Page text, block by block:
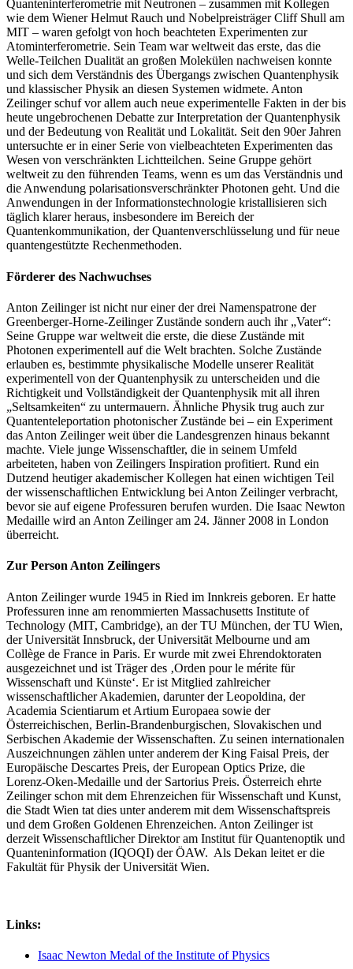
Quanteninterferometrie mit Neutronen – zusammen mit Kollegen
wie dem Wiener Helmut Rauch und Nobelpreisträger Cliff Shull am
MIT – waren gefolgt von hoch beachteten Experimenten zur
Atominterferometrie. Sein Team war weltweit das erste, das die
Welle-Teilchen Dualität an großen Molekülen nachweisen konnte
und sich dem Verständnis des Übergangs zwischen Quantenphysik
und klassischer Physik an diesen Systemen widmete. Anton
Zeilinger schuf vor allem auch neue experimentelle Fakten in der bis
heute ungebrochenen Debatte zur Interpretation der Quantenphysik
und der Bedeutung von Realität und Lokalität. Seit den 90er Jahren
untersuchte er in einer Serie von vielbeachteten Experimenten das
Wesen von verschränkten Lichtteilchen. Seine Gruppe gehört
weltweit zu den führenden Teams, wenn es um das Verständnis und
die Anwendung polarisationsverschränkter Photonen geht. Und die
Anwendungen in der Informationstechnologie kristallisieren sich
täglich klarer heraus, insbesondere im Bereich der
Quantenkommunikation, der Quantenverschlüsselung und für neue
quantengestützte Rechenmethoden.
Förderer des Nachwuchses
Anton Zeilinger ist nicht nur einer der drei Namenspatrone der
Greenberger-Horne-Zeilinger Zustände sondern auch ihr „Vater“:
Seine Gruppe war weltweit die erste, die diese Zustände mit
Photonen experimentell auf die Welt brachten. Solche Zustände
erlauben es, bestimmte physikalische Modelle unserer Realität
experimentell von der Quantenphysik zu unterscheiden und die
Richtigkeit und Vollständigkeit der Quantenphysik mit all ihren
„Seltsamkeiten“ zu untermauern. Ähnliche Physik trug auch zur
Quantenteleportation photonischer Zustände bei – ein Experiment
das Anton Zeilinger weit über die Landesgrenzen hinaus bekannt
machte. Viele junge Wissenschaftler, die in seinem Umfeld
arbeiteten, haben von Zeilingers Inspiration profitiert. Rund ein
Dutzend heutiger akademischer Kollegen hat einen wichtigen Teil
der wissenschaftlichen Entwicklung bei Anton Zeilinger verbracht,
bevor sie auf eigene Professuren berufen wurden. Die Isaac Newton
Medaille wird an Anton Zeilinger am 24. Jänner 2008 in London
überreicht.
Zur Person Anton Zeilingers
Anton Zeilinger wurde 1945 in Ried im Innkreis geboren. Er hatte
Professuren inne am renommierten Massachusetts Institute of
Technology (MIT, Cambridge), an der TU München, der TU Wien,
der Universität Innsbruck, der Universität Melbourne und am
Collège de France in Paris. Er wurde mit zwei Ehrendoktoraten
ausgezeichnet und ist Träger des ‚Orden pour le mérite für
Wissenschaft und Künste‘. Er ist Mitglied zahlreicher
wissenschaftlicher Akademien, darunter der Leopoldina, der
Academia Scientiarum et Artium Europaea sowie der
Österreichischen, Berlin-Brandenburgischen, Slovakischen und
Serbischen Akademie der Wissenschaften. Zu seinen internationalen
Auszeichnungen zählen unter anderem der King Faisal Preis, der
Europäische Descartes Preis, der European Optics Prize, die
Lorenz-Oken-Medaille und der Sartorius Preis. Österreich ehrte
Zeilinger schon mit dem Ehrenzeichen für Wissenschaft und Kunst,
die Stadt Wien tat dies unter anderem mit dem Wissenschaftspreis
und dem Großen Goldenen Ehrenzeichen. Anton Zeilinger ist
derzeit Wissenschaftlicher Direktor am Institut für Quantenoptik und
Quanteninformation (IQOQI) der ÖAW. Als Dekan leitet er die
Fakultät für Physik der Universität Wien.
Links:
Isaac Newton Medal of the Institute of Physics